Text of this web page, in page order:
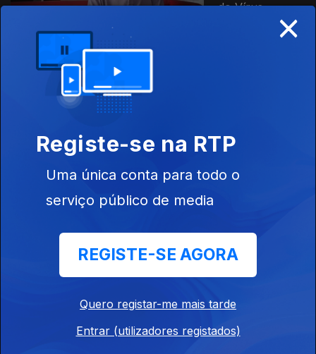
do Vírus
PrEP - A
Revolução na
Prevenção
Ep. 3
×
Registe-se na RTP
Uma única conta para todo o
serviço público de media
REGISTE-SE AGORA
Quero registar-me mais tarde
Entrar (utilizadores registados)